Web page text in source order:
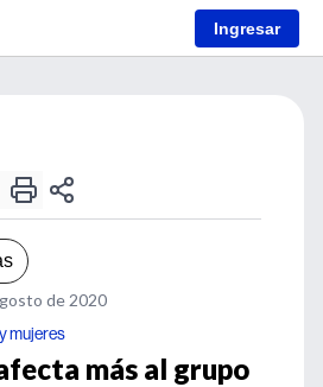
Ingresar
de 2020
mujeres
más al grupo